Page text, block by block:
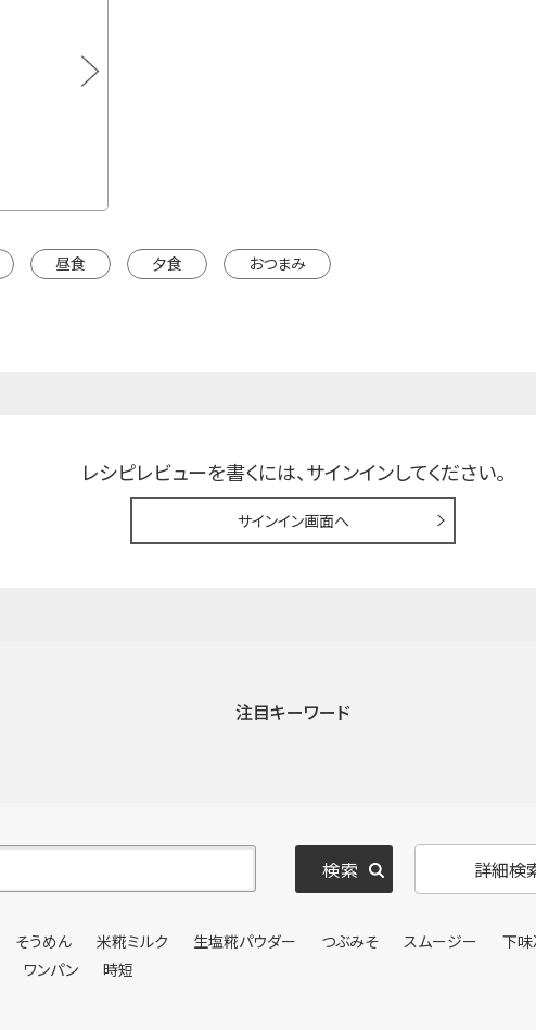
昼食 夕食 おつまみ
レシピレビューを書くには、サインインしてください。
サインイン画面へ
注目キーワード
詳細検
そうめん 米糀ミルク 生塩糀パウダー つぶみそ スムージー
下
ワンパン 時短